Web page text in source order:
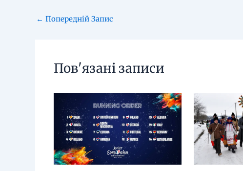
← Попередній Запис
Пов'язані записи